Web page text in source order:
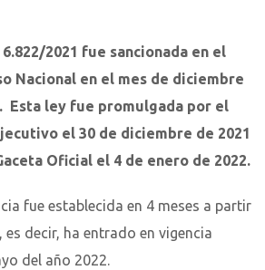
6.822/2021 fue sancionada en el
Nacional en el mes de diciembre
Esta ley fue promulgada por el
el 30 de diciembre de 2021
Oficial el 4 de enero de 2022.
fue establecida en 4 meses a partir
decir, ha entrado en vigencia
del año 2022.